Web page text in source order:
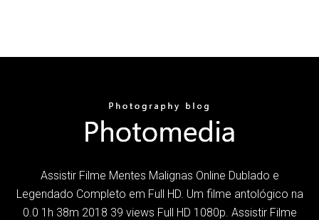
Assistir Filme Mentes Malignas Online Dublado e
Legendado Completo em Full HD. Um filme antológico na
0.0 1h 38m 2018 39 views Full HD 1080p. Assistir Filme